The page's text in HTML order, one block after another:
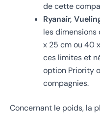
de cette
Ryanair,
les
x 25 cm ou 40
ces limites et
option Priority
compagnies.
Concernant le poids, la